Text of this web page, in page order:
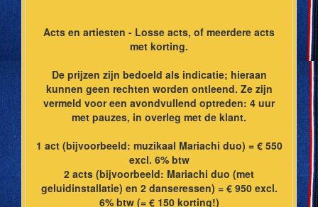
Acts en artiesten - Losse acts, of meerdere acts
met korting.
De prijzen zijn bedoeld als indicatie; hieraan
kunnen geen rechten worden ontleend. Ze zijn
vermeld voor een avondvullend optreden: 4 uur
met pauzes, in overleg met de klant.
1 act (bijvoorbeeld: muzikaal Mariachi duo) = € 550
excl. 6% btw
2 acts (bijvoorbeeld: Mariachi duo (met
geluidinstallatie) en 2 danseressen) = € 950 excl.
6% btw (= € 150 korting!)